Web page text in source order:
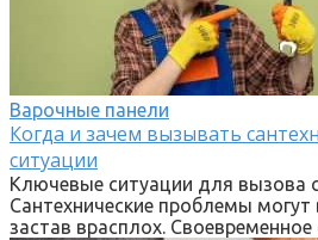
Варочные панели
Когда и зачем вызывать
ситуации
Ключевые ситуации для вызова
Сантехнические проблемы могут
застав врасплох.